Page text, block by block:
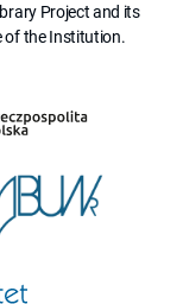
Project and its
of the Institution.